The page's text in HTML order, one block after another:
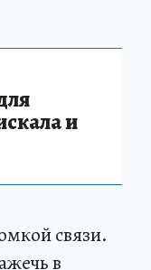
и
связи.
в